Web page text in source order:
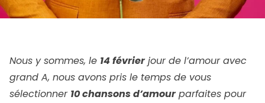
Nous y sommes, le 14 févrierjour de l’amour avec
grand A, nous avons pris le temps de vous
sélectionner 10 chansons d’amourparfaites pour